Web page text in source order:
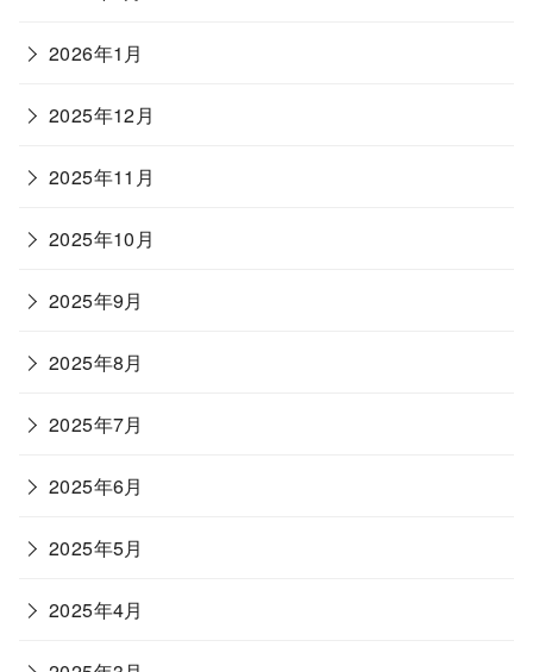
2026年1月
2025年12月
2025年11月
2025年10月
2025年9月
2025年8月
2025年7月
2025年6月
2025年5月
2025年4月